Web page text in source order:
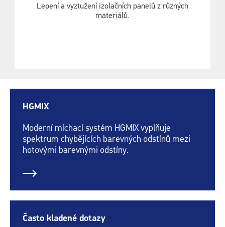
Lepení a vyztužení izolačních panelů z různých
materiálů.
HGMIX
Moderní míchací systém HGMIX vyplňuje
spektrum chybějících barevných odstínů mezi
hotovými barevnými odstíny.
Často kladené dotazy